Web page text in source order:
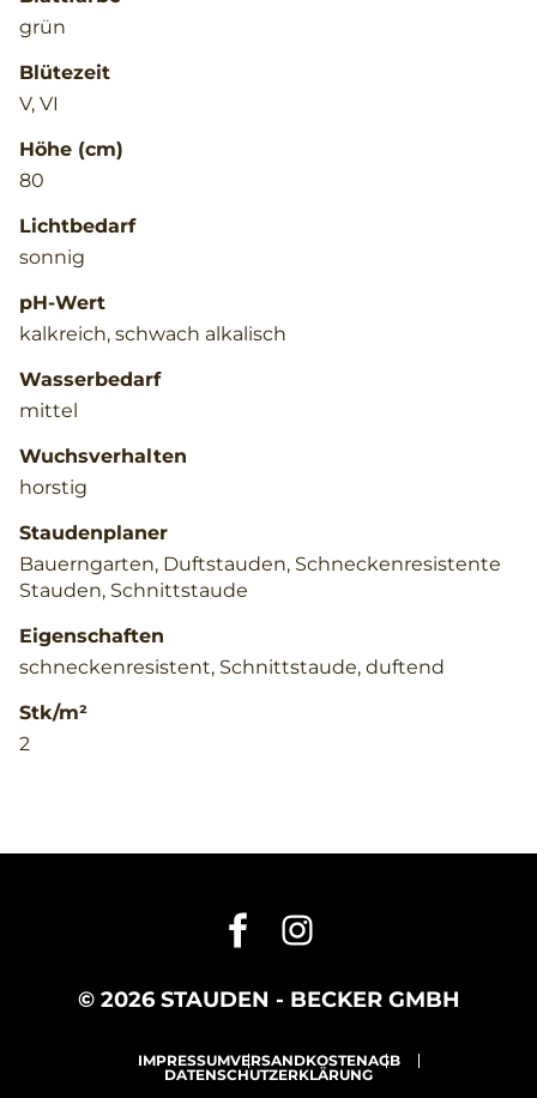
grün
Blütezeit
V, VI
Höhe (cm)
80
Lichtbedarf
sonnig
pH-Wert
kalkreich, schwach alkalisch
Wasserbedarf
mittel
Wuchsverhalten
horstig
Staudenplaner
Bauerngarten, Duftstauden, Schneckenresistente
Stauden, Schnittstaude
Eigenschaften
schneckenresistent, Schnittstaude, duftend
Stk/m²
2
© 2026 STAUDEN - BECKER GMBH
IMPRESSUMVERSANDKOSTENAGB
DATENSCHUTZERKLÄRUNG